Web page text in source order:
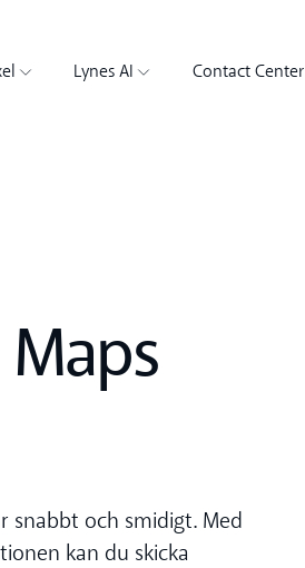
Lynes AI Contact Center
snabbt och smidigt. Med
kan du skicka